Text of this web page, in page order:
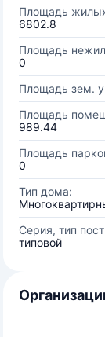
Площадь
6802.8
Площадь
0
Площадь зем.
Площадь
989.44
Площадь
0
Тип дома:
Серия, тип
типовой